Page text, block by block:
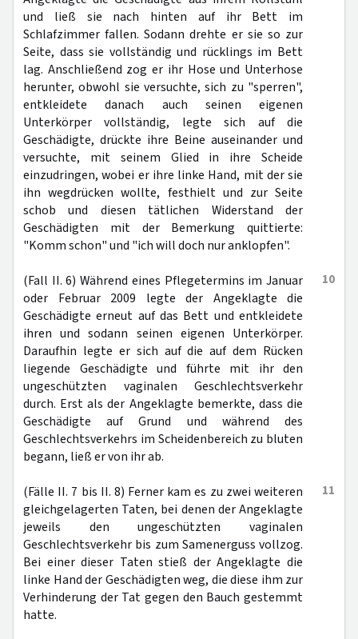
und ließ sie nach hinten auf ihr Bett im
Schlafzimmer fallen. Sodann drehte er sie so zur
Seite, dass sie vollständig und rücklings im Bett
lag. Anschließend zog er ihr Hose und Unterhose
herunter, obwohl sie versuchte, sich zu "sperren",
entkleidete danach auch seinen eigenen
Unterkörper vollständig, legte sich auf die
Geschädigte, drückte ihre Beine auseinander und
versuchte, mit seinem Glied in ihre Scheide
einzudringen, wobei er ihre linke Hand, mit der sie
ihn wegdrücken wollte, festhielt und zur Seite
schob und diesen tätlichen Widerstand der
Geschädigten mit der Bemerkung quittierte:
"Komm schon" und "ich will doch nur anklopfen".
10
(Fall II. 6) Während eines Pflegetermins im Januar
oder Februar 2009 legte der Angeklagte die
Geschädigte erneut auf das Bett und entkleidete
ihren und sodann seinen eigenen Unterkörper.
Daraufhin legte er sich auf die auf dem Rücken
liegende Geschädigte und führte mit ihr den
ungeschützten vaginalen Geschlechtsverkehr
durch. Erst als der Angeklagte bemerkte, dass die
Geschädigte auf Grund und während des
Geschlechtsverkehrs im Scheidenbereich zu bluten
begann, ließ er von ihr ab.
11
(Fälle II. 7 bis II. 8) Ferner kam es zu zwei weiteren
gleichgelagerten Taten, bei denen der Angeklagte
jeweils den ungeschützten vaginalen
Geschlechtsverkehr bis zum Samenerguss vollzog.
Bei einer dieser Taten stieß der Angeklagte die
linke Hand der Geschädigten weg, die diese ihm zur
Verhinderung der Tat gegen den Bauch gestemmt
hatte.